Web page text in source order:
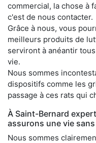
commercial, la chose à
c'est de nous contacter.
Grâce à nous, vous
meilleurs produits de
serviront à anéantir
vie.
Nous sommes
dispositifs comme les
passage à ces rats qui
À Saint-Bernard
assurons une vie
Nous sommes